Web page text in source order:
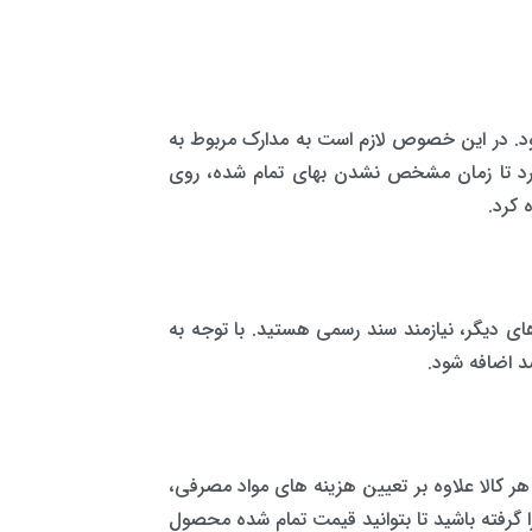
در این خصوص لازم است به مدارک مربوط به
تا زمان مشخص نشدن بهای تمام شده، روی
کرد.
دیگر، نیازمند سند رسمی هستید. با توجه به
اضافه شود.
کالا علاوه بر تعیین هزینه های مواد مصرفی،
گرفته باشید تا بتوانید قیمت تمام شده محصول